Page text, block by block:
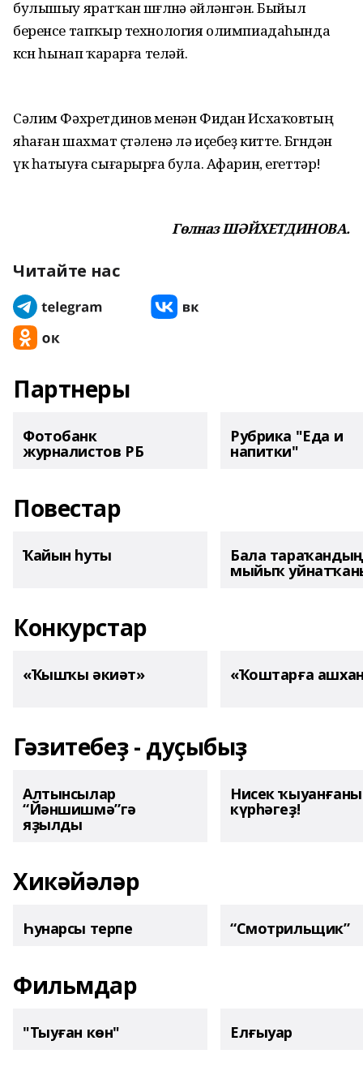
булышыу ярат­ҡан шөғөлөнә әйләнгән. Быйыл
беренсе тапҡыр технология олимпиадаһында
көсөн һынап ҡарарға теләй.
Сәлим Фәхретдинов менән Фи­дан Исхаҡовтың
яһаған шахмат өҫтәле­нә лә иҫебеҙ китте. Бөгөндән
үк һатыуға сығарырға була. Афарин, егеттәр!
Гөлназ ШӘЙХЕТДИНОВА.
Читайте нас
Партнеры
Фотобанк
журналистов РБ
Рубрика "Еда и
напитки"
Повестар
Ҡайын һуты Бала тараҡандың
мыйыҡ
Конкурстар
«Ҡышҡы әкиәт» «Ҡоштарға
Гәзитебеҙ - дуҫыбыҙ
Алтынсылар
“Йәншишмә”гә
яҙылды
Нисек
күрһәгеҙ!
Хикәйәләр
Һунарсы терпе “Смотрильщик”
Фильмдар
"Тыуған көн" Елғыуар